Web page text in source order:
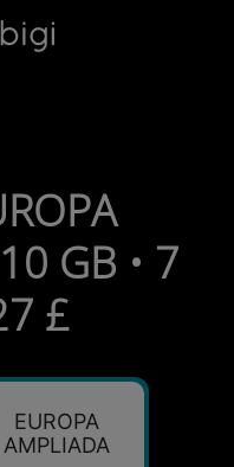
GB • 7
£
EUROPA
AMPLIADA